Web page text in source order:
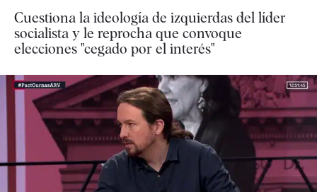
Cuestiona la ideología de izquierdas del líder
socialista y le reprocha que convoque
elecciones "cegado por el interés"